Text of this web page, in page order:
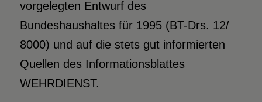
vorgelegten Entwurf des
Bundeshaushaltes für 1995 (BT-Drs. 12/
8000) und auf die stets gut informierten
Quellen des Informationsblattes
WEHRDIENST.